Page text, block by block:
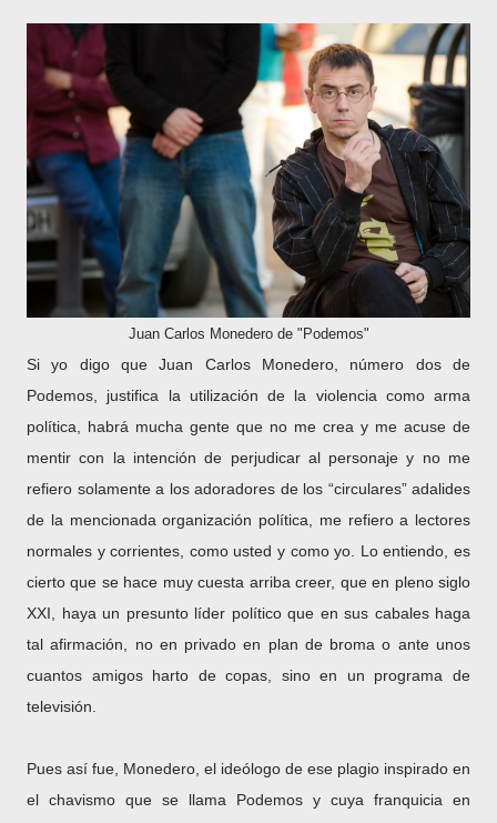
Juan Carlos Monedero de "Podemos"
Si yo digo que Juan Carlos Monedero, número dos de
Podemos, justifica la utilización de la violencia como arma
política, habrá mucha gente que no me crea y me acuse de
mentir con la intención de perjudicar al personaje y no me
refiero solamente a los adoradores de los “circulares” adalides
de la mencionada organización política, me refiero a lectores
normales y corrientes, como usted y como yo. Lo entiendo, es
cierto que se hace muy cuesta arriba creer, que en pleno siglo
XXI, haya un presunto líder político que en sus cabales haga
tal afirmación, no en privado en plan de broma o ante unos
cuantos amigos harto de copas, sino en un programa de
televisión.
Pues así fue, Monedero, el ideólogo de ese plagio inspirado en
el chavismo que se llama Podemos y cuya franquicia en